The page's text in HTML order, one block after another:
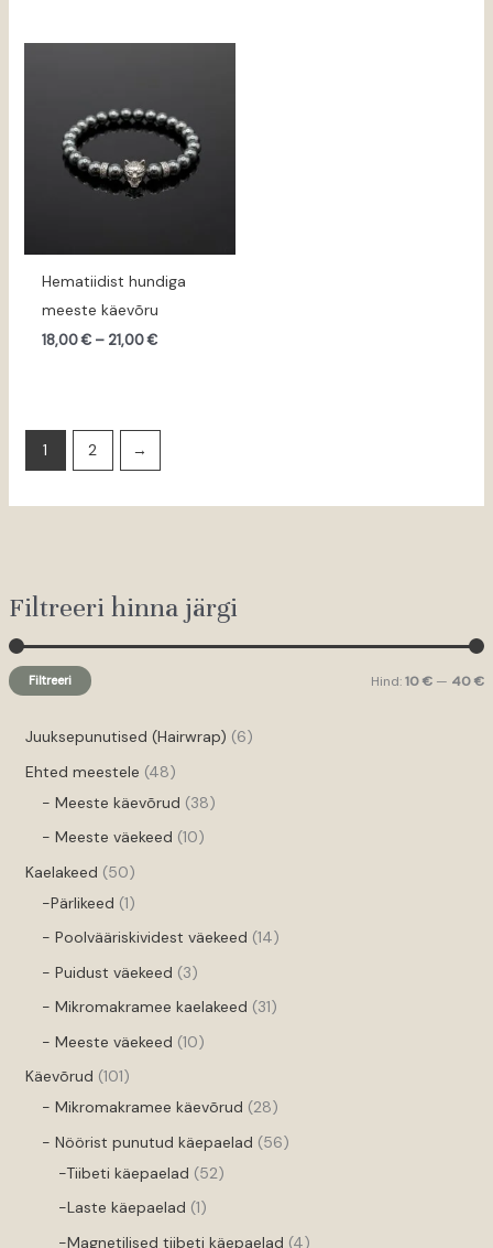
Filtreeri hinna järgi
Filtreeri Hind:10 € — 40 €
Juuksepunutised (Hairwrap) 6
Ehted meestele 48
- Meeste käevõrud 38
- Meeste väekeed 10
Kaelakeed 50
-Pärlikeed 1
- Poolvääriskividest väekeed 14
- Puidust väekeed 3
- Mikromakramee kaelakeed 31
- Meeste väekeed 10
Käevõrud 101
- Mikromakramee käevõrud 28
- Nöörist punutud käepaelad 56
-Tiibeti käepaelad 52
-Laste käepaelad 1
-Magnetilised tiibeti käepaelad 4
Hematiidist hundiga
meeste käevõru
18,00€ – 21,00€
1 2 →